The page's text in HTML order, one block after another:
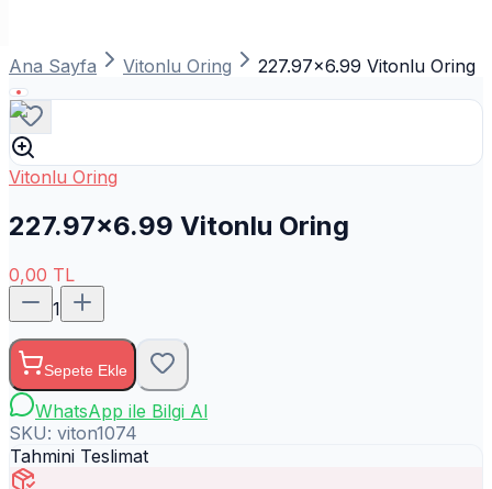
Ana Sayfa Vitonlu Oring 227.97x6.99 Vitonlu Oring
Vitonlu Oring
227.97x6.99 Vitonlu Oring
0,00 TL
1
Sepete Ekle
WhatsApp ile Bilgi Al
SKU: viton1074
Tahmini Teslimat